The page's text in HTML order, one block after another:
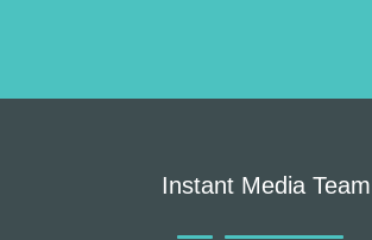
Instant Media Team